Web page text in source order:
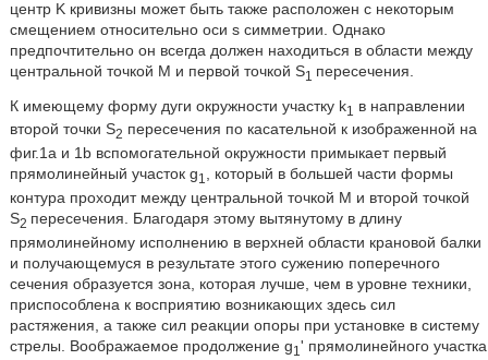
центр K кривизны может быть также расположен с некоторым
смещением относительно оси s симметрии. Однако
предпочтительно он всегда должен находиться в области между
центральной точкой M и первой точкой S1 пересечения.
К имеющему форму дуги окружности участку k1
в направлении
второй точки S2 пересечения по касательной к изображенной на
фиг.1a и 1b вспомогательной окружности примыкает первый
прямолинейный участок g1
, который в большей части формы
контура проходит между центральной точкой M и второй точкой
S2 пересечения. Благодаря этому вытянутому в длину
прямолинейному исполнению в верхней области крановой балки
и получающемуся в результате этого сужению поперечного
сечения образуется зона, которая лучше, чем в уровне техники,
приспособлена к восприятию возникающих здесь сил
растяжения, а также сил реакции опоры при установке в систему
стрелы. Воображаемое продолжение g1 ' прямолинейного участка